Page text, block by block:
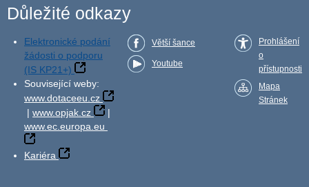
Důležité odkazy
Elektronické podání
žádosti o podporu
(IS KP21+)
Související weby:
www.dotaceeu.cz
| www.opjak.cz
|
www.ec.europa.eu
Kariéra
Větší šance
Youtube
Prohlášení
o
přístupnosti
Mapa
Stránek